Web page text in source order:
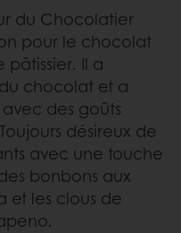
du Chocolatier
pour le chocolat
Il a
chocolat et a
des goûts
désireux de
avec une touche
bonbons aux
et les clous de